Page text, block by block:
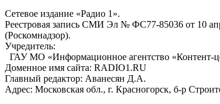
Сетевое издание «Радио 1».
Реестровая запись СМИ Эл № ФС77-85036 от 10
(Роскомнадзор).
Учредитель:
ГАУ МО «Информационное агентство «Контент-
Доменное имя сайта: RADIO1.RU
Главный редактор: Аванесян Д.А.
Адрес: Московская обл., г. Красногорск, б-р